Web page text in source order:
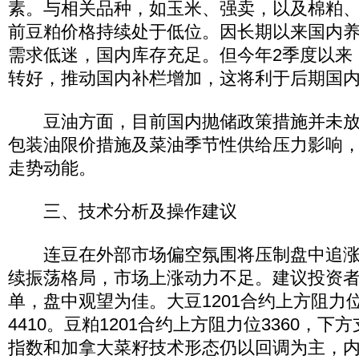
素。与相关品种，如玉米、强卖，以及棉粕
前豆粕价格持续处于低位。因长期以来国内
需求低迷，国内库存充足。但今年2季度以
转好，推动国内补栏增加，这将利于后期国
豆油方面，目前国内抛储政策措施并未
包装油限价措施及菜油季节性供给压力影响
走势动能。
三、技术分析及操作建议
连豆在外部市场偏空氛围将压制盘中追
续振荡格局，市场上涨动力不足。建议投资
单，盘中观望为佳。大豆1201合约上方阻力
4410。豆粕1201合约上方阻力位3360，下
指数和加拿大菜籽技术形态仍以回调为主，